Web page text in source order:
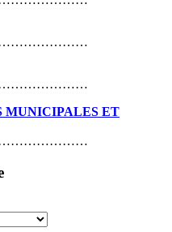
MUNICIPALES ET